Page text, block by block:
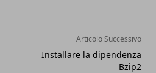
Articolo Successivo
Installare la dipendenza
Bzip2